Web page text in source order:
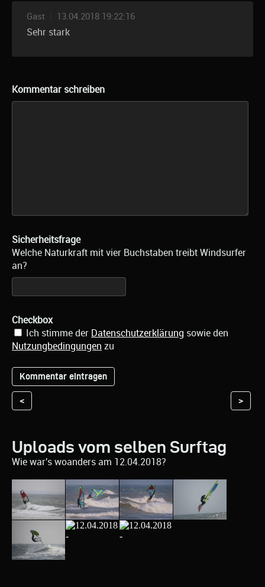
Gast 13.04.2018 19:22:16
Sehr stark
Kommentar schreiben
Sicherheitsfrage
Welche Naturkraft mit vier Buchstaben treibt Windsurfer
an?
Checkbox
Ich stimme der Datenschutzerklärung sowie den
Nutzungbedingungen zu
< >
Uploads vom selben Surftag
Wie war's woanders am 12.04.2018?